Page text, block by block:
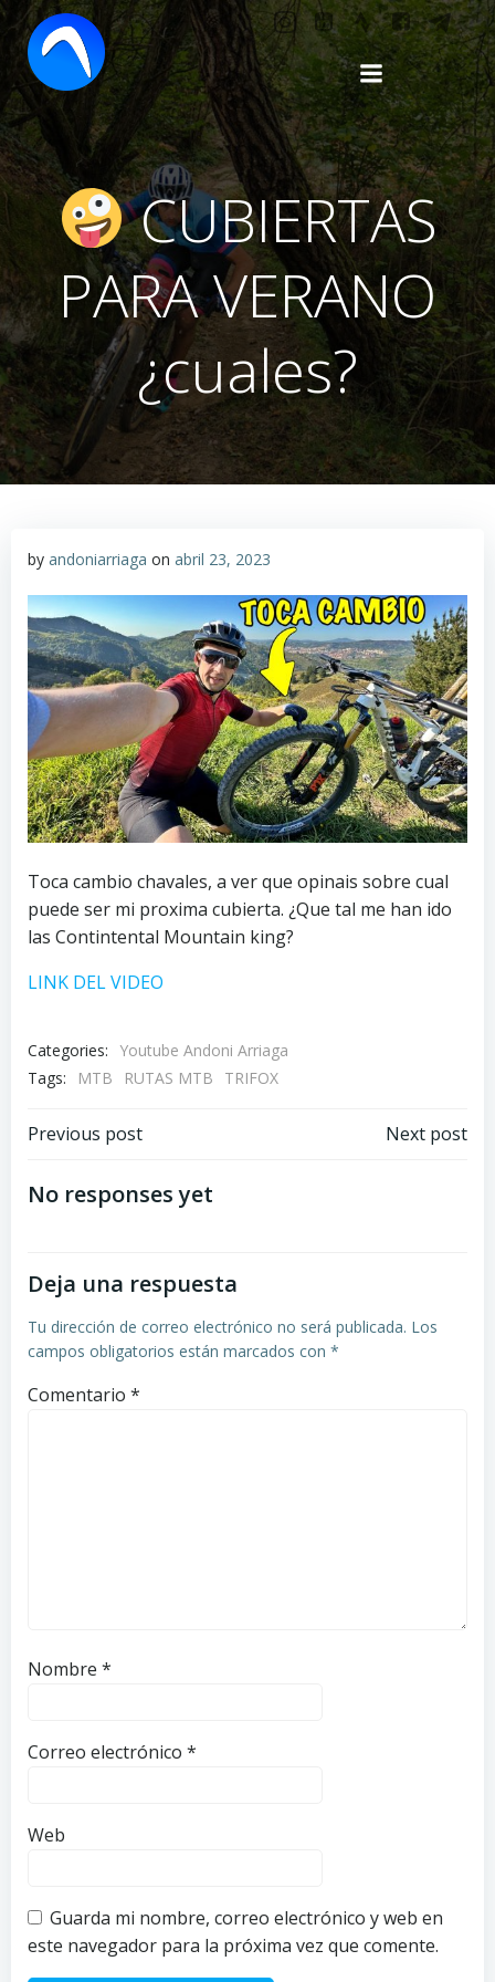
Saltar
al
contenido
CUBIERTAS
PARA VERANO
¿cuales?
by andoniarriaga on abril 23, 2023
Toca cambio chavales, a ver que opinais sobre cual
puede ser mi proxima cubierta. ¿Que tal me han ido
las Contintental Mountain king?
LINK DEL VIDEO
Categories: Youtube Andoni Arriaga
Tags:
MTB RUTAS MTB TRIFOX
Navegación
por
entradas
Previous post
Navegación
entradas
Next post
No responses yet
Deja una respuesta
Tu dirección de correo electrónico no será publicada. Los
campos obligatorios están marcados con *
Comentario *
Nombre *
Correo electrónico *
Web
Guarda mi nombre, correo electrónico y web en
este navegador para la próxima vez que comente.